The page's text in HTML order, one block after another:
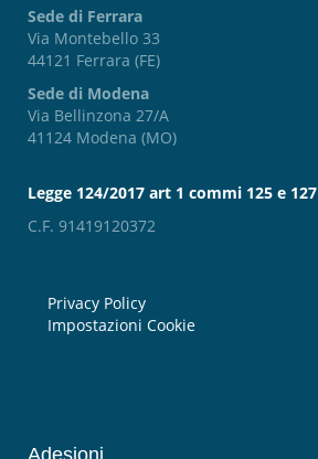
Sede di Ferrara
Via Montebello 33
44121 Ferrara (FE)
Sede di Modena
Via Bellinzona 27/A
41124 Modena (MO)
Legge 124/2017 art 1 commi 125 e 127
C.F. 91419120372
Privacy Policy
Impostazioni Cookie
Adesioni